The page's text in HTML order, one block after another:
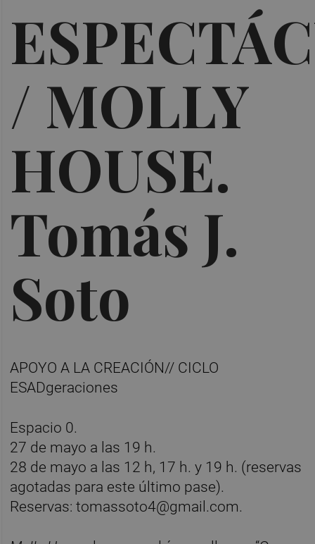
/ MOLLY
HOUSE.
Tomás J.
Soto
APOYO A LA CREACIÓN// CICLO
ESADgeraciones
Espacio 0.
27 de mayo a las 19 h.
28 de mayo a las 12 h, 17 h. y 19 h. (reservas
agotadas para este último pase).
Reservas: tomassoto4@gmail.com.